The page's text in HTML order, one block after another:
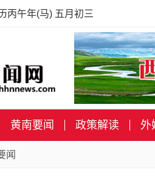
丙午年(马) 五月初三
黄南要闻 政策解读 外
闻